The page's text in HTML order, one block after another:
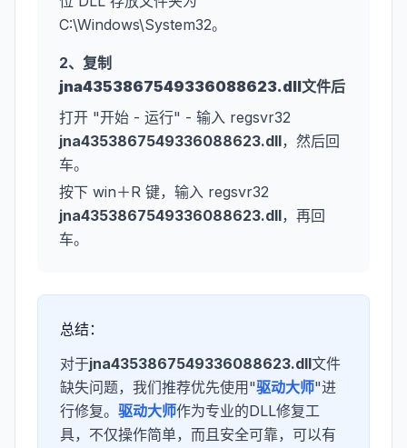
C:\Windows\System32。
2、复制
jna4353867549336088623.dll文件后
打开 "开始 - 运行" - 输入 regsvr32
jna4353867549336088623.dll，然后回
车。
按下 win＋R 键，输入 regsvr32
jna4353867549336088623.dll，再回
车。
总结：
对于jna4353867549336088623.dll文件
缺失问题，我们推荐优先使用"驱动大师"进
行修复。 驱动大师作为专业的DLL修复工
具，不仅操作简单，而且安全可靠，可以有